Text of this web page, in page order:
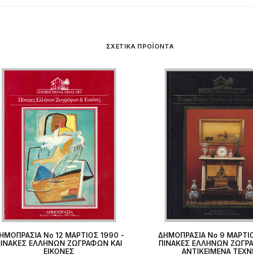
ΣΧΕΤΙΚΆ ΠΡΟΪΌΝΤΑ
ΠΡΟΣΘΉΚΗ ΣΤΟ ΚΑΛΆΘΙ
Νο 12 ΜΑΡΤΙΟΣ 1990 -
ΕΛΛΗΝΩΝ ΖΩΓΡΑΦΩΝ ΚΑΙ
ΕΙΚΟΝΕΣ
ΠΡΟΣΘΉΚΗ ΣΤΟ
ΔΗΜΟΠΡΑΣΙΑ Νο 9
ΠΙΝΑΚΕΣ ΕΛΛΗΝΩΝ
ANTIKEIMENA